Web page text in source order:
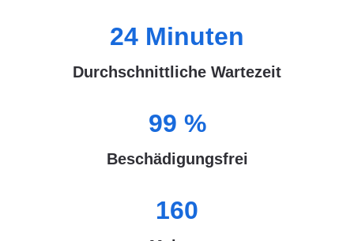
24 Minuten
Durchschnittliche Wartezeit
99 %
Beschädigungsfrei
160